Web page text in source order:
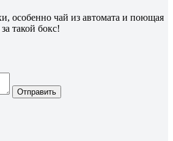
особенно чай из автомата и поющая
такой бокс!
Отправить